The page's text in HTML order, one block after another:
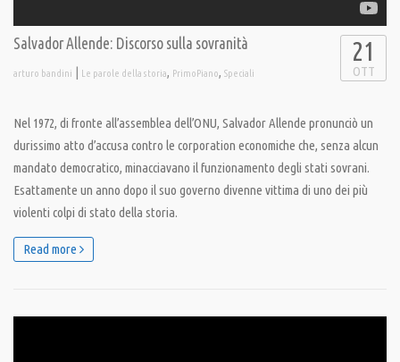
Salvador Allende: Discorso sulla sovranità
arturo bandini | Le parole della storia, PrimoPiano, Speciali
21
OTT
Nel 1972, di fronte all’assemblea dell’ONU, Salvador Allende pronunciò un
durissimo atto d’accusa contro le corporation economiche che, senza alcun
mandato democratico, minacciavano il funzionamento degli stati sovrani.
Esattamente un anno dopo il suo governo divenne vittima di uno dei più
violenti colpi di stato della storia.
Read more